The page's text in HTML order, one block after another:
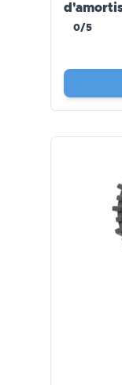
sécurité
0/5